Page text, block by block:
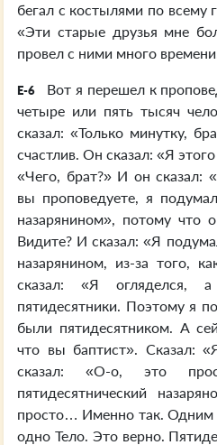
бегал с костылями по всему
«Эти старые друзья мне
провел с ними много
E-6
Вот я перешел к
четыре или пять тысяч
сказал: «Только минутку,
счастлив. Он сказал: «Я
«Чего, брат?» И он
вы проповедуете, я
назарянином», потому что
Видите? И сказал: «Я
назарянином, из-за того,
сказал: «Я огляделся,
пятидесятники. Поэтому я
были пятидесятником. А
что вы баптист». Сказал:
сказал: «О-о, это
пятидесятнический
просто… Именно так.
одно Тело. Это верно.